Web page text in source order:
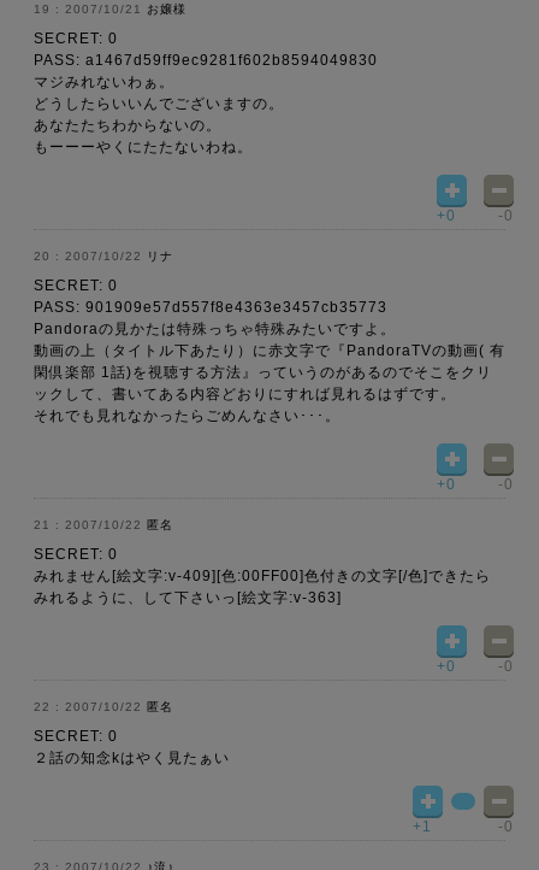
2007/10/21 お嬢様
SECRET: 0
PASS: a1467d59ff9ec9281f602b8594049830
マジみれないわぁ。
どうしたらいいんでございますの。
あなたたちわからないの。
もーーーやくにたたないわね。
+0 -0
2007/10/22 リナ
SECRET: 0
PASS: 901909e57d557f8e4363e3457cb35773
Pandoraの見かたは特殊っちゃ特殊みたいですよ。
動画の上（タイトル下あたり）に赤文字で『PandoraTVの動画( 有
閑倶楽部 1話)を視聴する方法』っていうのがあるのでそこをクリ
ックして、書いてある内容どおりにすれば見れるはずです。
それでも見れなかったらごめんなさい･･･。
+0 -0
2007/10/22 匿名
SECRET: 0
みれません[絵文字:v-409][色:00FF00]色付きの文字[/色]できたら
みれるように、して下さいっ[絵文字:v-363]
+0 -0
2007/10/22 匿名
SECRET: 0
２話の知念kはやく見たぁい
+1 -0
2007/10/22 ♪流♪